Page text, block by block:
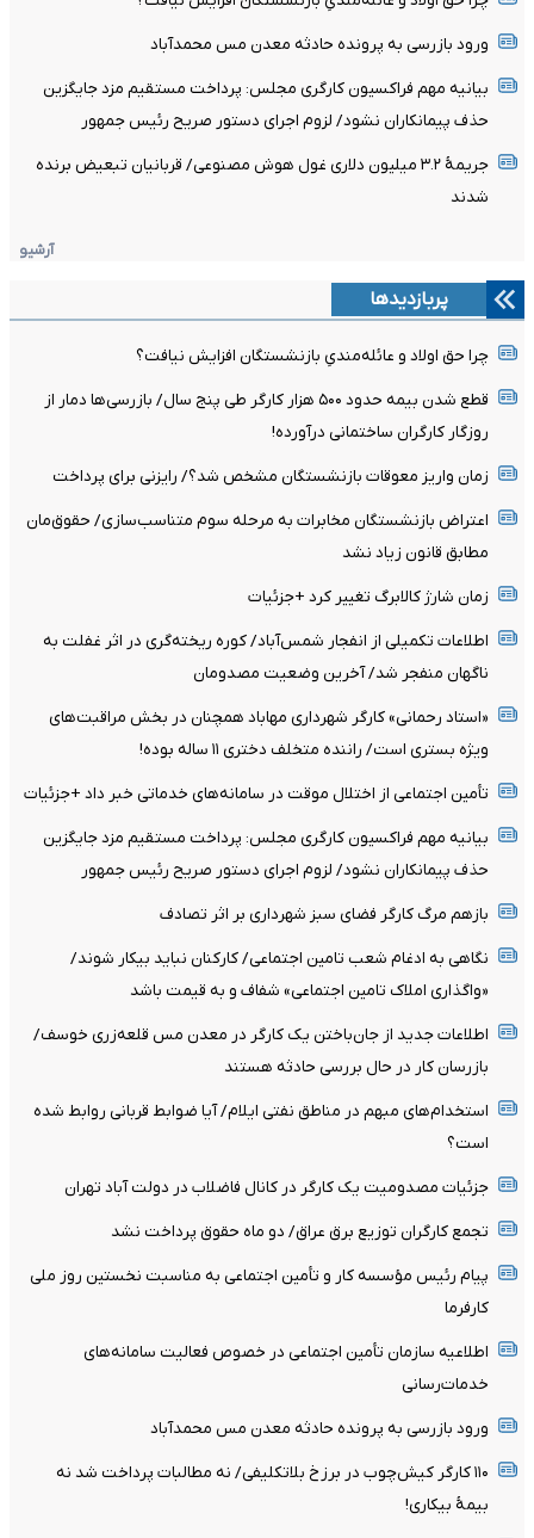
ورود بازرسی به پرونده حادثه معدن مس محمدآباد
بیانیه مهم فراکسیون کارگری مجلس: پرداخت مستقیم مزد جایگزین
حذف پیمانکاران نشود/ لزوم اجرای دستور صریح رئیس جمهور
جریمۀ ۳.۲ میلیون دلاری غول هوش مصنوعی/ قربانیان تبعیض برنده
شدند
آرشیو
پربازدیدها
چرا حق اولاد و عائله‌مندیِ بازنشستگان افزایش نیافت؟
قطع شدن بیمه حدود ۵۰۰ هزار کارگر طی پنج سال/ بازرسی‌ها دمار از
روزگار کارگران ساختمانی درآورده!
زمان واریز معوقات بازنشستگان مشخص شد؟/ رایزنی برای پرداخت
اعتراض بازنشستگان مخابرات به مرحله سوم متناسب‌سازی/ حقوق‌مان
مطابق قانون زیاد نشد
زمان شارژ کالابرگ تغییر کرد +جزئیات
اطلاعات تکمیلی از انفجار شمس‌آباد/ کوره ریخته‌گری در اثر غفلت به
ناگهان منفجر شد/ آخرین وضعیت مصدومان
«استاد رحمانی» کارگر شهرداری مهاباد همچنان در بخش مراقبت‌های
ویژه بستری است/ راننده متخلف دختری ۱۱ ساله بوده!
تأمین اجتماعی از اختلال موقت در سامانه‌های خدماتی خبر داد +جزئیات
بیانیه مهم فراکسیون کارگری مجلس: پرداخت مستقیم مزد جایگزین
حذف پیمانکاران نشود/ لزوم اجرای دستور صریح رئیس جمهور
بازهم مرگ کارگر فضای سبز شهرداری بر اثر تصادف
نگاهی به ادغام شعب تامین اجتماعی/ کارکنان نباید بیکار شوند/
«واگذاری املاک تامین اجتماعی» شفاف و به قیمت باشد
اطلاعات جدید از جان‌باختن یک کارگر در معدن مس قلعه‌زری خوسف/
بازرسان کار در حال بررسی حادثه هستند
استخدام‌های مبهم در مناطق نفتی ایلام/ آیا ضوابط قربانی روابط شده
است؟
جزئیات مصدومیت یک کارگر در کانال فاضلاب در دولت آباد تهران
تجمع کارگران توزیع برق عراق/ دو ماه حقوق پرداخت نشد
پیام رئیس مؤسسه کار و تأمین اجتماعی به مناسبت نخستین روز ملی
کارفرما
اطلاعیه سازمان تأمین اجتماعی در خصوص فعالیت سامانه‌های
خدمات‌رسانی
ورود بازرسی به پرونده حادثه معدن مس محمدآباد
۱۱۰ کارگر کیش‌چوب در برزخ بلاتکلیفی/ نه مطالبات پرداخت شد نه
بیمۀ بیکاری!